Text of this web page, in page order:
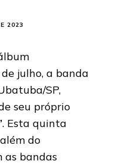
2023
julho, a banda
SP,
seu próprio
. Esta quinta
do
as bandas